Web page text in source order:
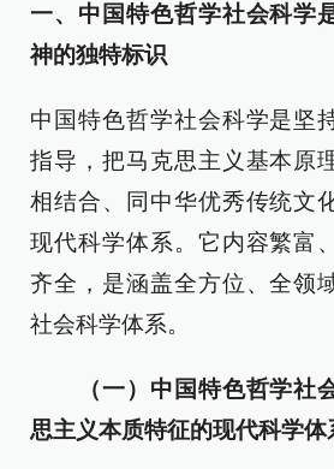
一、中国特色哲学社会科学
神的独特标识
中国特色哲学社会科学是坚
指导，把马克思主义基本原
相结合、同中华优秀传统文
现代科学体系。它内容繁富
齐全，是涵盖全方位、全领
社会科学体系。
（一）中国特色哲学社
思主义本质特征的现代科学体